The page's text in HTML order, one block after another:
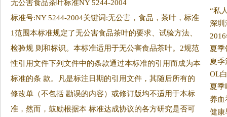
深圳
夏季
夏季
OL
夏季
养血
健康
无公害食品茶叶标准NY 5244-2004
标准号:NY 5244-2004关键词:无公害，食品，茶叶，标准
1范围本标准规定了无公害食品茶叶的要求、试验方法、
检验规 则和标识。本标准适用于无公害食品茶叶。2规范
性引用文件下列文件中的条款通过本标准的引用而成为本
标准的条 款。凡是标注日期的引用文件，其随后所有的
修改单（不包括 勘误的内容）或修订版均不适用于本标
准，然而，鼓励根据本 标准达成协议的各方研究是否可